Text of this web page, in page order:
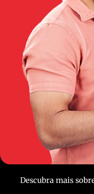
Descubra mais